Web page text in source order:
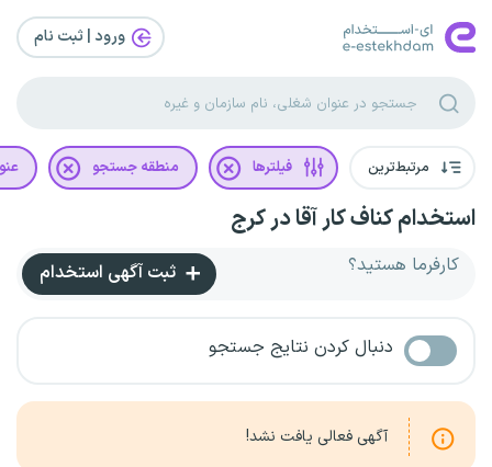
ورود | ثبت‌ نام
مرتبط‌ترین فیلترها منطقه جستجو
استخدام کناف کار آقا در کرج
کارفرما هستید؟ ثبت آگهی استخدام
دنبال کردن نتایج جستجو
آگهی فعالی یافت نشد!